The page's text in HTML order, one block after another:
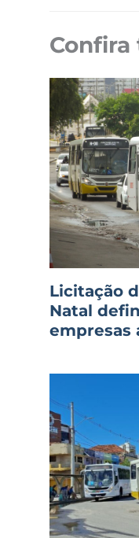
Licitação
Natal
empresas